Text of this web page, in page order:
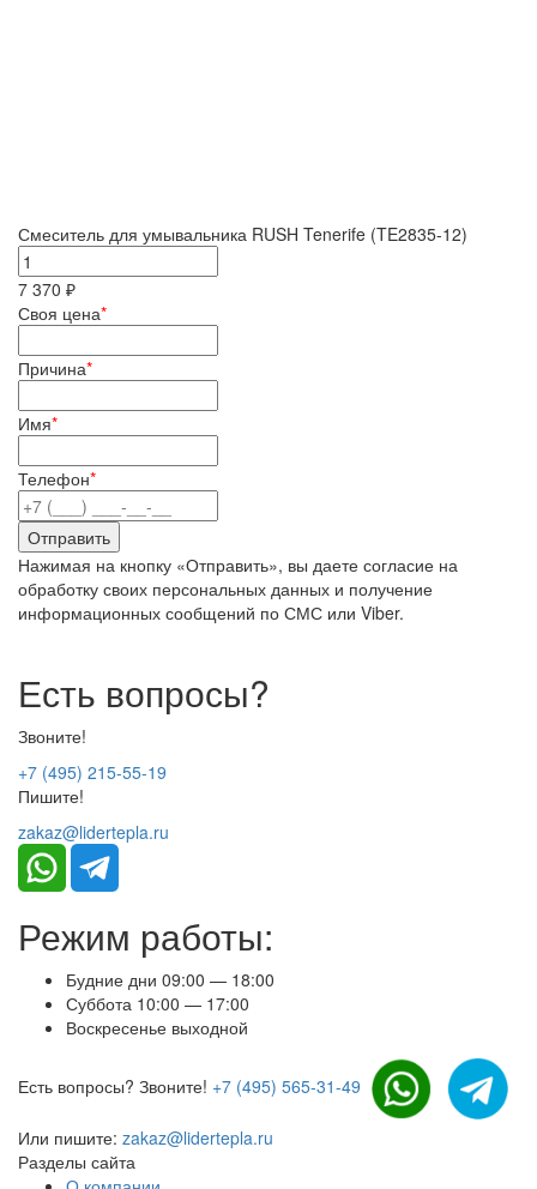
Смеситель для умывальника RUSH Tenerife (TE2835-12)
7 370 ₽
Своя цена*
Причина*
Имя*
Телефон*
Нажимая на кнопку «Отправить», вы даете согласие на
обработку своих персональных данных и получение
информационных сообщений по СМС или Viber.
Есть вопросы?
Звоните!
+7 (495) 215-55-19
Пишите!
zakaz@lidertepla.ru
Режим работы:
Будние дни 09:00 — 18:00
Суббота 10:00 — 17:00
Воскресенье выходной
Есть вопросы? Звоните! +7 (495) 565-31-49
Или пишите: zakaz@lidertepla.ru
Разделы сайта